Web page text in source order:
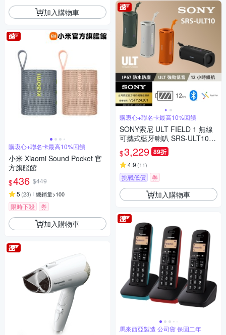
加入購物車
購衷心+聯名卡最高10%回饋
小米 Xiaomi Sound Pocket 官
方旗艦館
$436 $449
5 (23) 總銷量>100
限時下殺 券
加入購物車
購衷心+聯名卡最高10%回饋
SONY索尼 ULT FIELD 1 無線
可攜式藍牙喇叭 SRS-ULT10
公司貨 保固12個月
$3,229 89折
4.9 (11)
挑戰低價 券
加入購物車
馬來西亞製造 公司貨 保固二年